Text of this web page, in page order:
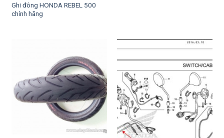
Ghi đông HONDA REBEL 500
chính hãng